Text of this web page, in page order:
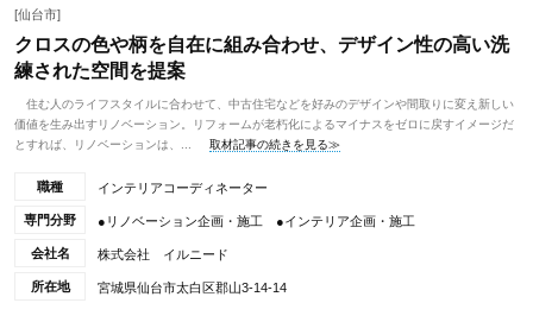
[仙台市]
クロスの色や柄を自在に組み合わせ、デザイン性の高い洗
練された空間を提案
住む人のライフスタイルに合わせて、中古住宅などを好みのデザインや間取りに変え新しい
価値を生み出すリノベーション。リフォームが老朽化によるマイナスをゼロに戻すイメージだ
とすれば、リノベーションは、...
取材記事の続きを見る≫
職種 インテリアコーディネーター
専門分野 ●リノベーション企画・施工 ●インテリア企画・施工
会社名 株式会社 イルニード
所在地 宮城県仙台市太白区郡山3-14-14